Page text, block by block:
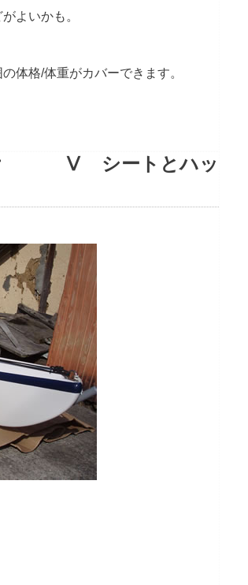
よいかも。
体格/体重がカバーできます。
ｅｒ Ⅴ シートとハッ